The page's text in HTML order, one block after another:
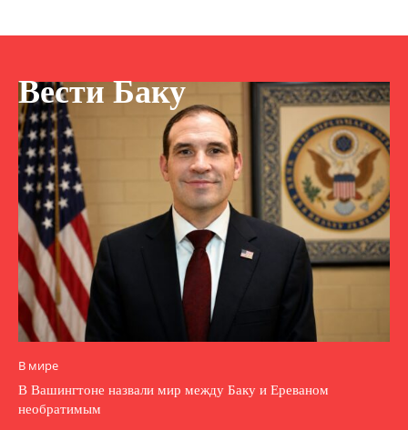
Вести Баку
В мире
В Вашингтоне назвали мир между Баку и Ереваном
необратимым